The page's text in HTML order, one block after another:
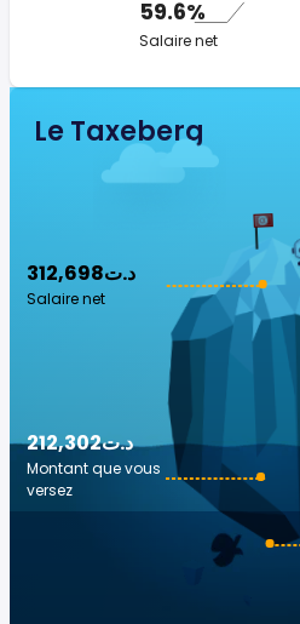
59.6%
Salaire net
Le Taxeberg
312,698د.ت
Salaire net
212,302د.ت
Montant que vous
versez